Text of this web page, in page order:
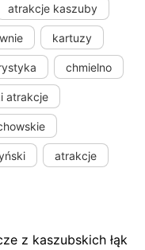
atrakcje kaszuby
kartuzy
chmielno
atrakcje
atrakcje
z kaszubskich łąk